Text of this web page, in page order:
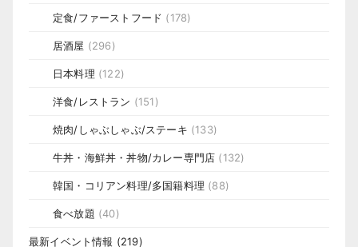
定食/ファーストフード (178)
居酒屋 (296)
日本料理 (122)
洋食/レストラン (151)
焼肉/しゃぶしゃぶ/ステーキ (133)
牛丼・海鮮丼・丼物/カレー専門店 (132)
韓国・コリアン料理/多国籍料理 (88)
食べ放題 (40)
最新イベント情報 (219)